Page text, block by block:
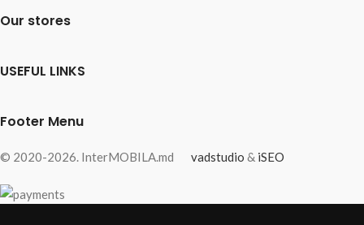
Our stores
USEFUL LINKS
Footer Menu
© 2020-2026. InterMOBILA.md vadstudio & iSEO